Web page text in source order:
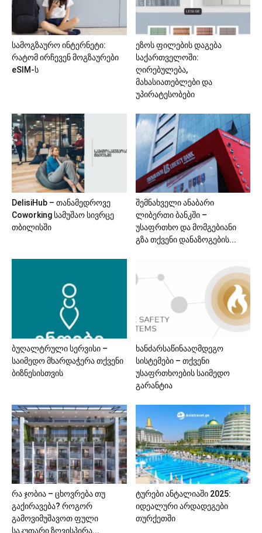
სამოგზაურო ინტერნეტი:
რატომ ირჩევენ მოგზაურები
eSIM-ს
ეზოს ფილების დაგება
საქართველოში:
ღირებულება,
მახასიათებლები და
უპირატესობები
DelisiHub – თანამედროვე
Coworking სამუშაო სივრცე
თბილისში
შემნახველი ანაბარი
ლიბერთი ბანკში –
უსაფრთხო და მომგებიანი
გზა თქვენი დანაზოგების...
ბუღალტრული სერვისი –
საიმედო მხარდაჭერა თქვენი
ბიზნესისთვის
ხანძარსაწინააღმდეგო
სისტემები – თქვენი
უსაფრთხოების საიმედო
გარანტია
რა ჯობია – ცხოვრება თუ
გაქირავება? როგორ
გამოვიმუშავოთ ფული
საკუთარი ზღვისპირა...
ტურები ანტალიაში 2025:
იდეალური არდადეგები
თურქეთში